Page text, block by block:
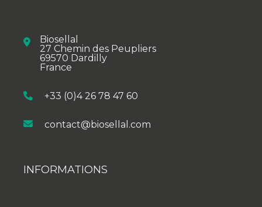
Biosellal
27 Chemin des Peupliers
69570 Dardilly
France
+33 (0)4 26 78 47 60
contact@biosellal.com
INFORMATIONS